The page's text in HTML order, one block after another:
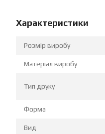
Характеристики
Розмір виробу
Матеріал виробу
Тип друку
Форма
Вид